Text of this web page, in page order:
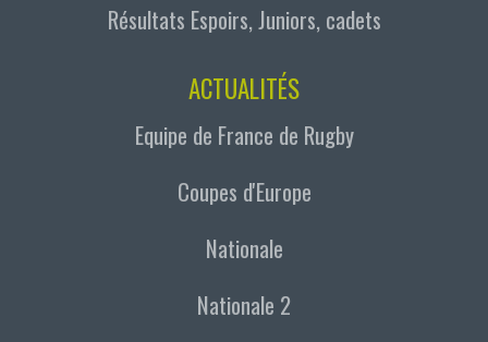
Résultats Espoirs, Juniors, cadets
ACTUALITÉS
Equipe de France de Rugby
Coupes d'Europe
Nationale
Nationale 2